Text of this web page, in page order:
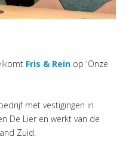
Fris & Rein op 'Onze
met vestigingen in
De Lier en werkt van de
Zuid.